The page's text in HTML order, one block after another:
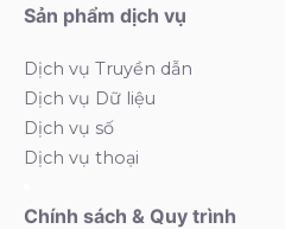
Sản phẩm dịch vụ
Dịch vụ Truyền dẫn
Dịch vụ Dữ liệu
Dịch vụ số
Dịch vụ thoại
Chính sách & Quy trình